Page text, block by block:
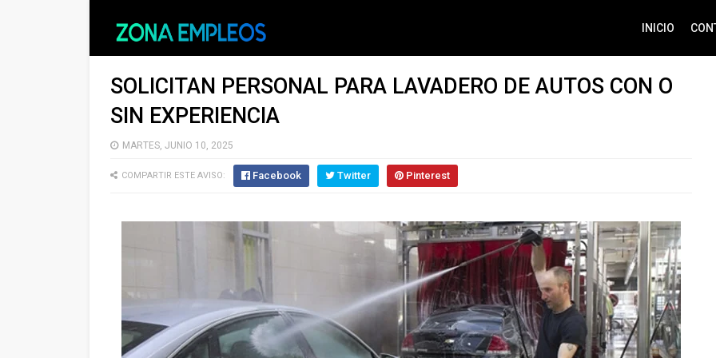
INICIO
SOLICITAN PERSONAL PARA LAVADERO DE AUTOS CON O
SIN EXPERIENCIA
MARTES, JUNIO 10, 2025
COMPARTIR ESTE AVISO: Facebook Twitter Pinterest